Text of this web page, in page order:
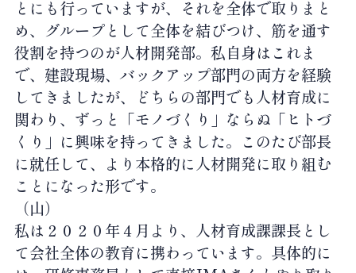
とにも行っていますが、それを全体で取りまと
め、グループとして全体を結びつけ、筋を通す
役割を持つのが人材開発部。私自身はこれま
で、建設現場、バックアップ部門の両方を経験
してきましたが、どちらの部門でも人材育成に
関わり、ずっと「モノづくり」ならぬ「ヒトづ
くり」に興味を持ってきました。このたび部長
に就任して、より本格的に人材開発に取り組む
ことになった形です。
（山）
私は２０２０年４月より、人材育成課課長とし
て会社全体の教育に携わっています。具体的に